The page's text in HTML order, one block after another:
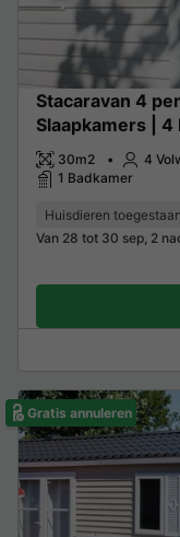
Stacaravan 4
Slaapkamers |
overdekt
30m2 4
1 Badkamer
Huisdieren
Van 28 tot 30 sep, 2
Gratis annuleren